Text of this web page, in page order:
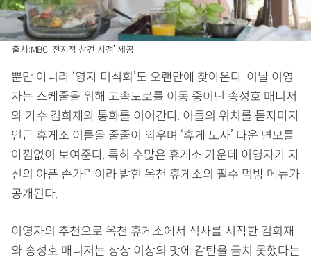
출처:MBC ‘전지적 참견 시점’ 제공
뿐만 아니라 ‘영자 미식회’도 오랜만에 찾아온다. 이날 이영
자는 스케줄을 위해 고속도로를 이동 중이던 송성호 매니저
와 가수 김희재와 통화를 이어간다. 이들의 위치를 듣자마자
인근 휴게소 이름을 줄줄이 외우며 ‘휴게 도사’ 다운 면모를
아낌없이 보여준다. 특히 수많은 휴게소 가운데 이영자가 자
신의 아픈 손가락이라 밝힌 옥천 휴게소의 필수 먹방 메뉴가
공개된다.
이영자의 추천으로 옥천 휴게소에서 식사를 시작한 김희재
와 송성호 매니저는 상상 이상의 맛에 감탄을 금치 못했다는